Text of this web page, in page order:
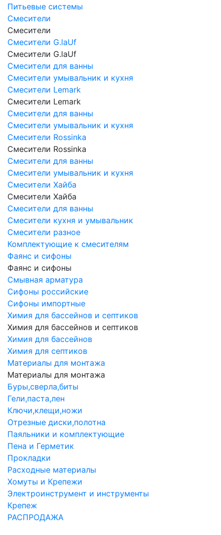
Питьевые системы
Смесители
Смесители
Смесители G.laUf
Смесители G.laUf
Смесители для ванны
Смесители умывальник и кухня
Смесители Lemark
Смесители Lemark
Смесители для ванны
Смесители умывальник и кухня
Смесители Rossinka
Смесители Rossinka
Смесители для ванны
Смесители умывальник и кухня
Смесители Хайба
Смесители Хайба
Смесители для ванны
Смесители кухня и умывальник
Смесители разное
Комплектующие к смесителям
Фаянс и сифоны
Фаянс и сифоны
Смывная арматура
Сифоны российские
Сифоны импортные
Химия для бассейнов и септиков
Химия для бассейнов и септиков
Химия для бассейнов
Химия для септиков
Материалы для монтажа
Материалы для монтажа
Буры,сверла,биты
Гели,паста,лен
Ключи,клещи,ножи
Отрезные диски,полотна
Паяльники и комплектующие
Пена и Герметик
Прокладки
Расходные материалы
Хомуты и Крепежи
Электроинструмент и инструменты
Крепеж
РАСПРОДАЖА